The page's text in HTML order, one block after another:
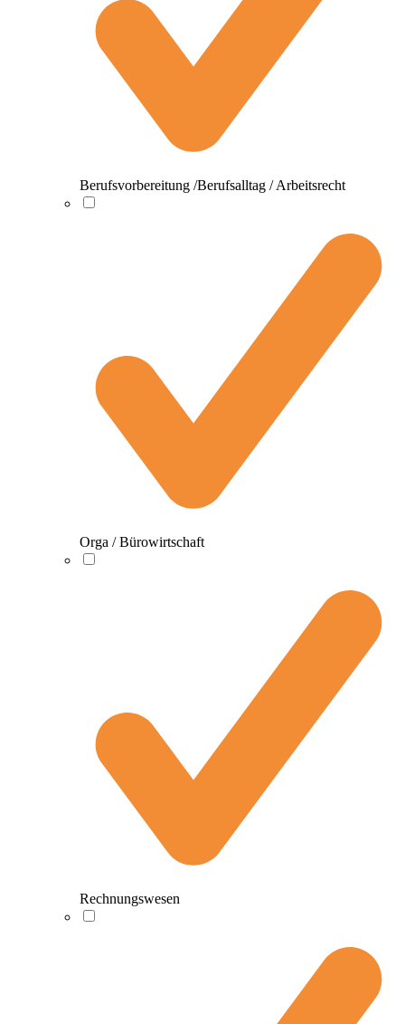
Berufsvorbereitung /Berufsalltag / Arbeitsrecht
Orga / Bürowirtschaft
Rechnungswesen